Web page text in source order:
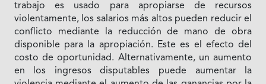
trabajo es usado para apropiarse de recursos
violentamente, los salarios más altos pueden reducir el
conflicto mediante la reducción de mano de obra
disponible para la apropiación. Este es el efecto del
costo de oportunidad. Alternativamente, un aumento
en los ingresos disputables puede aumentar la